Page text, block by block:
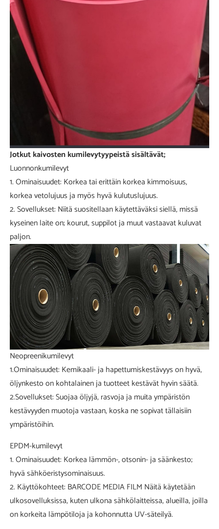
Jotkut kaivosten kumilevytyypeistä sisältävät;
Luonnonkumilevyt
1. Ominaisuudet: Korkea tai erittäin korkea kimmoisuus,
korkea vetolujuus ja myös hyvä kulutuslujuus.
2. Sovellukset: Niitä suositellaan käytettäväksi siellä, missä
kyseinen laite on; kourut, suppilot ja muut vastaavat kuluvat
paljon.
Neopreenikumilevyt
1.Ominaisuudet: Kemikaali- ja hapettumiskestävyys on hyvä,
öljynkesto on kohtalainen ja tuotteet kestävät hyvin säätä.
2.Sovellukset: Suojaa öljyjä, rasvoja ja muita ympäristön
kestävyyden muotoja vastaan, koska ne sopivat tällaisiin
ympäristöihin.
EPDM-kumilevyt
1. Ominaisuudet: Korkea lämmön-, otsonin- ja säänkesto;
hyvä sähköeristysominaisuus.
2. Käyttökohteet: BARCODE MEDIA FILM Näitä käytetään
ulkosovelluksissa, kuten ulkona sähkölaitteissa, alueilla, joilla
on korkeita lämpötiloja ja kohonnutta UV-säteilyä.